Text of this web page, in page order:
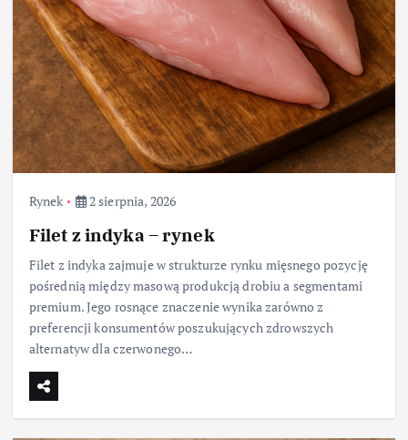
Rynek 2 sierpnia, 2026
Filet z indyka – rynek
Filet z indyka zajmuje w strukturze rynku mięsnego pozycję
pośrednią między masową produkcją drobiu a segmentami
premium. Jego rosnące znaczenie wynika zarówno z
preferencji konsumentów poszukujących zdrowszych
alternatyw dla czerwonego…